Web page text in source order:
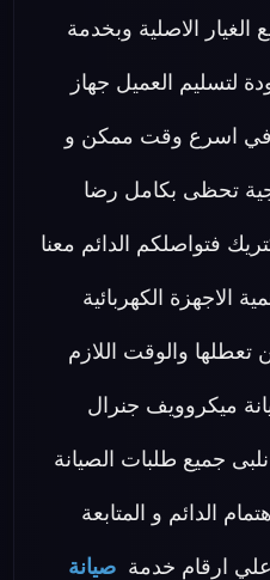
الاصلية وبخدمة
لتسليم العميل جهاز
في اسرع وقت ممكن و
تحظى بكامل رضا
فتواصلكم الدائم معنا
الاجهزة الكهربائية
تعطلها والوقت اللازم
ميكروويف جنرال
جميع طلبات الصيانة
الدائم و المتابعة
علي ارقام خدمة صيانة